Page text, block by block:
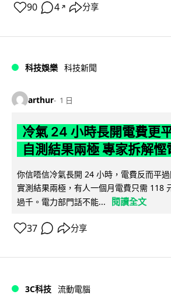
90 4 ↗ 分享
科技娛樂 科技新聞
arthur 1 日
冷氣 24 小時長開電費更
自測結果兩極 專家拆解慳
你信唔信冷氣長開 24 小時，電費反而平
實測結果兩極，有人一個月電費只需 118
過千。電力部門話不能...
閱讀全文
37 分享
3C科技 流動電腦